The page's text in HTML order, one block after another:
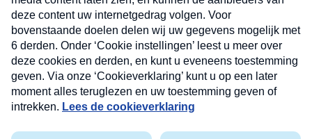
Nieuwsbrief
Neem hier een gratis abonnement op onze
nieuwsbrief. Elke vrijdag- en dinsdagochtend in uw